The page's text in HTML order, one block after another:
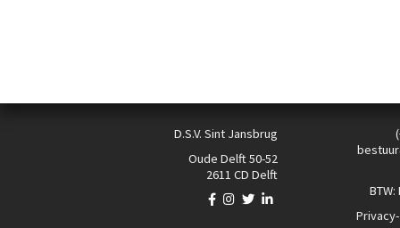
D.S.V. Sint Jansbrug
Oude Delft 50-52
2611 CD Delft